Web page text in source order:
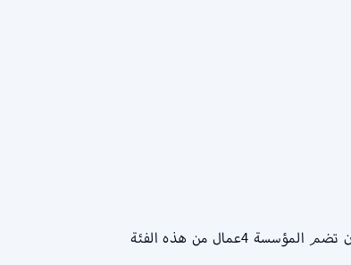
يتم احتساب العمال ذوي الاحتياجات الخاصة في نطاقات في حالة حصولهم على دخل شهري بحد أدنى 3000ريال سعودي، على أن تضم المؤسسة 4عمال من هذه الفئة